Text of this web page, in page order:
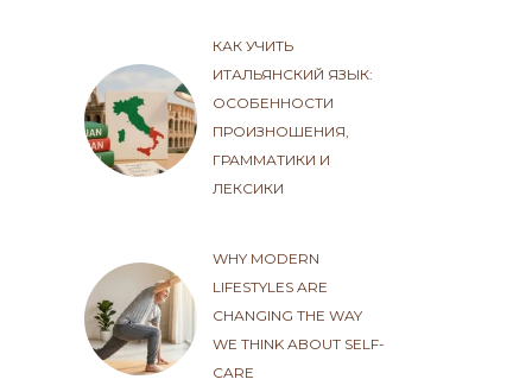
КАК УЧИТЬ
ИТАЛЬЯНСКИЙ ЯЗЫК:
ОСОБЕННОСТИ
ПРОИЗНОШЕНИЯ,
ГРАММАТИКИ И
ЛЕКСИКИ
WHY MODERN
LIFESTYLES ARE
CHANGING THE WAY
WE THINK ABOUT SELF-
CARE